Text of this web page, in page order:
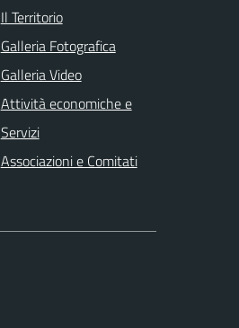
Il Territorio
Galleria Fotografica
Galleria Video
Attività economiche e
Servizi
Associazioni e Comitati